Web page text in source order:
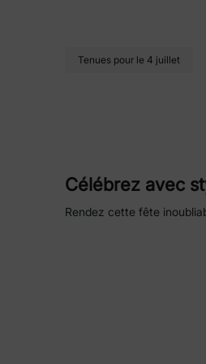
Tenues pour le 4 juillet
Célébrez avec
Rendez cette fête
les tailles élastiques et
des slogans touchants et
faciles à associer et des